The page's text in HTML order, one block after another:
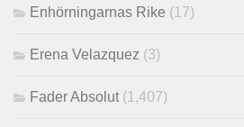
Enhörningarnas Rike (17)
Erena Velazquez (3)
Fader Absolut (1,407)